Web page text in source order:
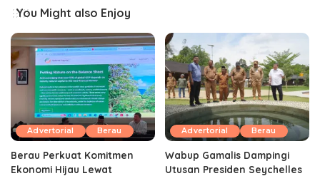
You Might also Enjoy
Advertorial Berau
Berau Perkuat Komitmen
Ekonomi Hijau Lewat
Advertorial Berau
Wabup Gamalis Dampingi
Utusan Presiden Seychelles